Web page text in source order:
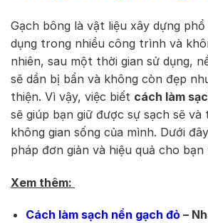
Gạch bông là vật liệu xây dựng
dụng trong nhiều công trình và
nhiên, sau một thời gian sử dụng,
sẽ dần bị bẩn và không còn đẹp
thiện. Vì vậy, việc biết cách làm
sẽ giúp bạn giữ được sự sạch sẽ
không gian sống của mình. Dưới
pháp đơn giản và hiệu quả cho bạn
Xem thêm:
Cách làm sạch nền gạch đỏ–